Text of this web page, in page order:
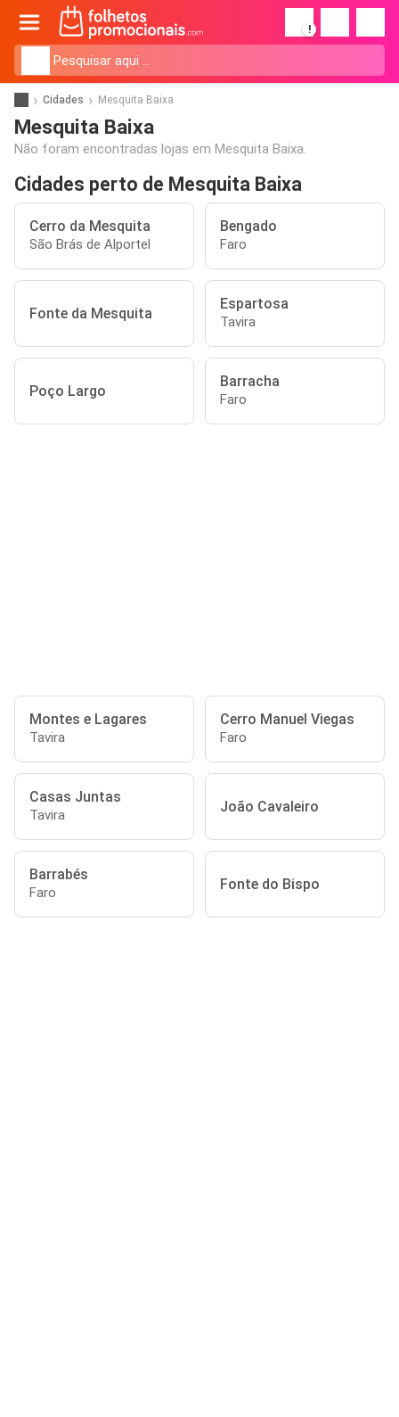
!
Cidades Mesquita Baixa
Mesquita Baixa
Não foram encontradas lojas em Mesquita Baixa.
Cidades perto de Mesquita Baixa
Cerro da Mesquita
São Brás de Alportel
Bengado
Faro
Fonte da Mesquita
Espartosa
Tavira
Poço Largo
Barracha
Faro
Montes e Lagares
Tavira
Cerro Manuel Viegas
Faro
Casas Juntas
Tavira João Cavaleiro
Barrabés
Faro Fonte do Bispo